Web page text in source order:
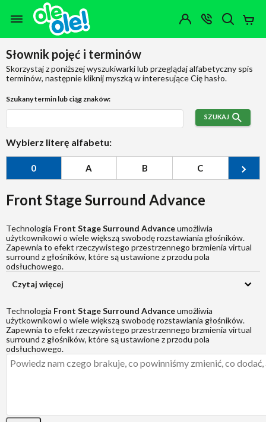
Przejdź do zawartości strony
Przejdź do wyszukiwarki
Przejdź do kategorii
Przejdź do stopki
OTWÓRZ
MENU
Moje
Konto
(0)
Słownik pojęć i terminów
Skorzystaj z poniższej wyszukiwarki lub przeglądaj alfabetyczny spis
terminów, następnie kliknij myszką w interesujące Cię hasło.
Szukany termin lub ciąg znaków:
SZUKAJ
Wybierz literę alfabetu:
0 A B C
Front Stage Surround Advance
Technologia Front Stage Surround Advanceumożliwia
użytkownikowi o wiele większą swobodę rozstawiania głośników.
Zapewnia to efekt rzeczywistego przestrzennego brzmienia virtual
surround z głośników, które są ustawione z przodu pola
odsłuchowego.
Czytaj więcej
Technologia Front Stage Surround Advanceumożliwia
użytkownikowi o wiele większą swobodę rozstawiania głośników.
Zapewnia to efekt rzeczywistego przestrzennego brzmienia virtual
surround z głośników, które są ustawione z przodu pola
odsłuchowego.